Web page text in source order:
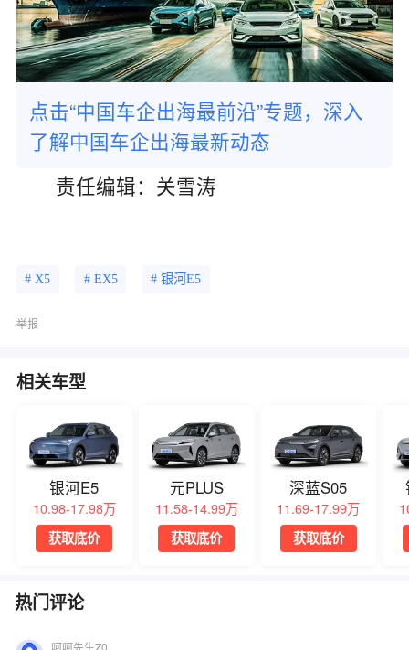
点击“中国车企出海最前沿”专题，深入
了解中国车企出海最新动态
责任编辑：关雪涛
# X5 # EX5 # 银河E5
举报
相关车型
银河E5
10.98-17.98万
获取底价
元PLUS
11.58-14.99万
获取底价
深蓝S05
11.69-17.99万
获取底价
热门评论
呵呵先生Z0